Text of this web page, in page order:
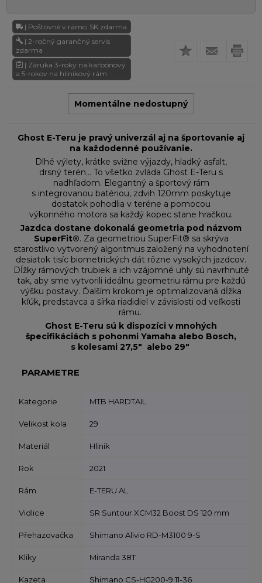
| Poštovné v rámci SK zdarma
| 2-ročný garančný servis
zdarma
| Záruka 3-roky na karbónový
a 5-rokov na hliníkový rám
Momentálne nedostupný
Ghost E-Teru je pravý univerzál aj na športovanie aj
na každodenné používanie.
Dlhé výlety, krátke svižne výjazdy, hladký asfalt,
drsný terén… To všetko zvláda Ghost E-Teru s
nadhľadom. Elegantný a športový rám
s integrovanou batériou, zdvih 120mm poskytuje
dostatok pohodlia v teréne a pomocou
výkonného motora sa každý kopec stane hračkou.
Jazdca dostane dokonalá geometria pod názvom
SuperFit®. Za geometriou SuperFit® sa skrýva
starostlivo vytvorený algoritmus založený na vyhodnotení
desiatok tisíc biometrických dát rôzne vysokých jazdcov.
Dĺžky rámových trubiek a ich vzájomné uhly sú navrhnuté
tak, aby sme vytvorili ideálnu geometriu rámu pre každú
výšku postavy. Ďalším krokom je optimalizovaná dĺžka
kľúk, predstavca a šírka riadidiel v závislosti od veľkosti
rámu.
Ghost E-Teru sú k dispozíci v mnohých
špecifikáciách s pohonmi Yamaha alebo Bosch,
s kolesami 27,5" alebo 29"
PARAMETRE
Kategorie MTB HARDTAIL
Velikost kola 29
Materiál Hliník
Rok 2021
Rám E-TERU AL
Vidlice SR Suntour XCM32 Boost DS 120 mm
Přehazovačka Shimano Alivio RD-M3100 9-S
Kliky Miranda 38T
Kazeta Shimano CS-HG200-9 11-36